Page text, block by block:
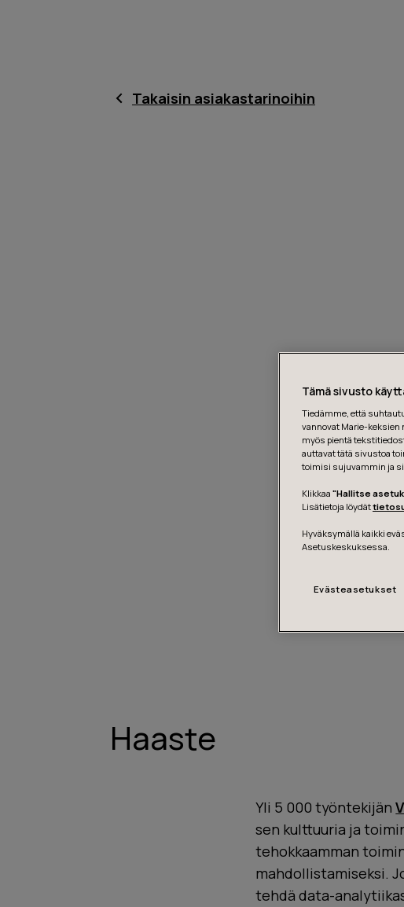
Takaisin asiakastarinoihin
Haaste
Yli 5 000 työntekijän
sen kulttuuria ja
tehokkaamman
mahdollistamiseksi.
tehdä data-
Tämä sivusto
Tiedämme, että
vannovat Marie-keksien
myös pientä
auttavat tätä sivustoa
toimisi sujuvammin ja
Klikkaa "Hallitse
Lisätietoja löydät
Hyväksymällä kaikki
Asetuskeskuksessa.
Evästeasetukset